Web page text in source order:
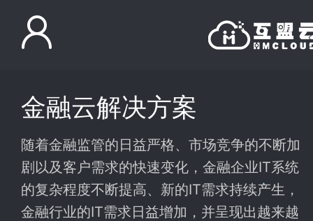
金融云解决方案
随着金融监管的日益严格、市场竞争的不断加
剧以及客户需求的快速变化，金融企业IT系统
的复杂程度不断提高、新的IT需求持续产生，
金融行业的IT需求日益增加，并呈现出越来越